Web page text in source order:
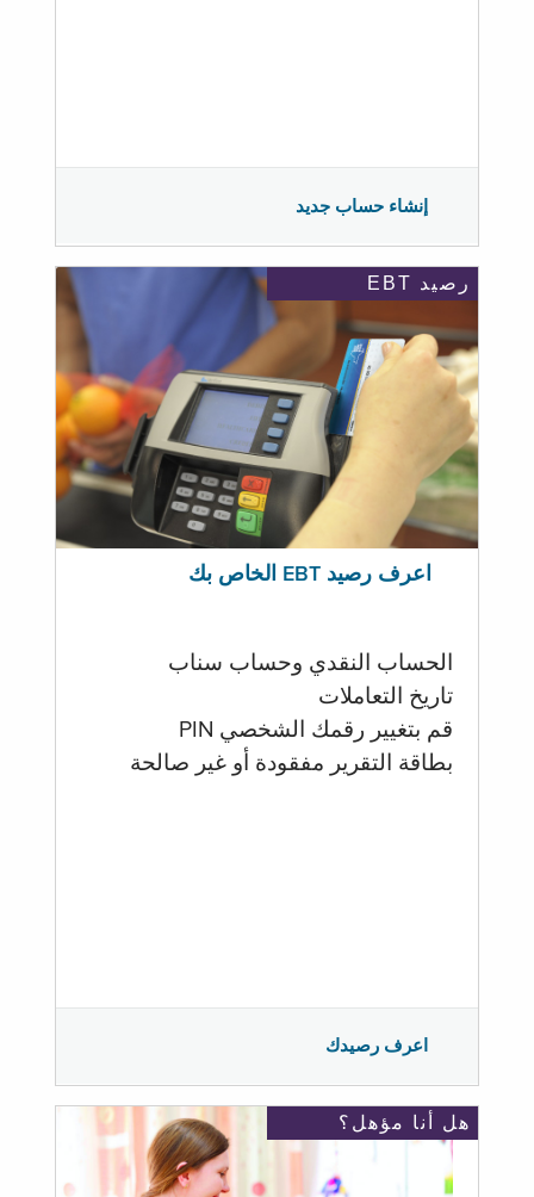
إنشاء حساب جديد
رصيد EBT
اعرف رصيد EBT الخاص بك
الحساب النقدي وحساب سناب
تاريخ التعاملات
قم بتغيير رقمك الشخصي PIN
بطاقة التقرير مفقودة أو غير صالحة
اعرف رصيدك
هل أنا مؤهل؟